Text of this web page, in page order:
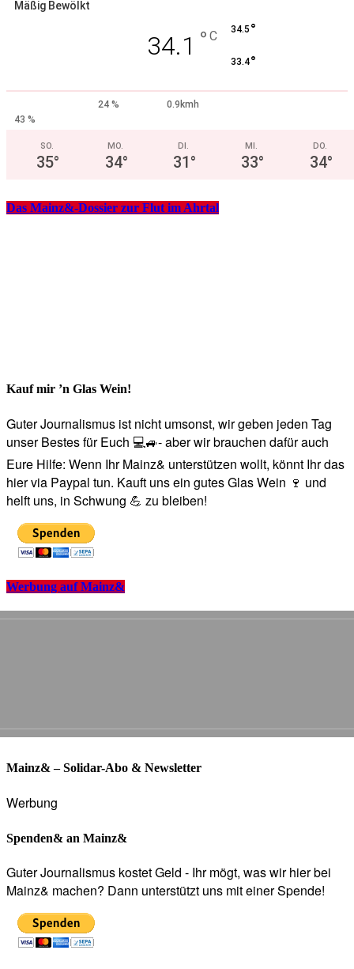
Mäßig Bewölkt
34.1 ° C 34.5 °
33.4°
24 %
0.9kmh
43 %
SO.
35°
MO.
34°
DI.
31 °
MI.
33°
DO.
34°
Das Mainz&-Dossier zur Flut im Ahrtal
Kauf mir ’n Glas Wein!
Guter Journalismus ist nicht umsonst, wir geben jeden Tag
unser Bestes für Euch 💻🚙- aber wir brauchen dafür auch
Eure Hilfe: Wenn Ihr Mainz& unterstützen wollt, könnt Ihr das
hier via Paypal tun. Kauft uns ein gutes Glas Wein 🍷 und
helft uns, in Schwung 💪 zu bleiben!
Werbung auf Mainz&
Mainz& – Solidar-Abo & Newsletter
Werbung
Spenden& an Mainz&
Guter Journalismus kostet Geld - Ihr mögt, was wir hier bei
Mainz& machen? Dann unterstützt uns mit einer Spende!